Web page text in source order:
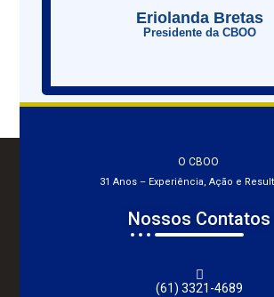
Eriolanda Bretas
Presidente da CBOO
O CBOO
31 Anos – Experiência, Ação e
Nossos Contatos
(61) 3321-4689